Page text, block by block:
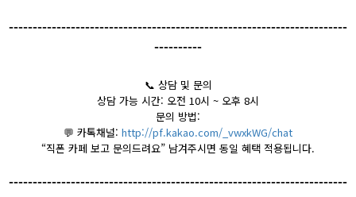
-----------------------------------------------------------------------
----------
📞 상담 및 문의
상담 가능 시간: 오전 10시 ~ 오후 8시
문의 방법:
💬 카톡채널: http://pf.kakao.com/_vwxkWG/chat
“직폰 카페 보고 문의드려요” 남겨주시면 동일 혜택 적용됩니다.
-----------------------------------------------------------------------